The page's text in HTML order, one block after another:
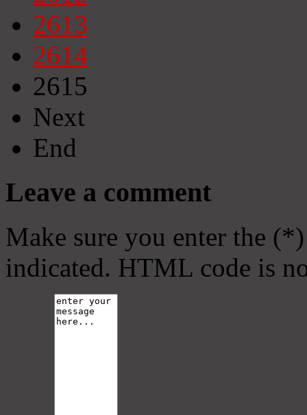
2613
2614
2615
Next
End
Leave a comment
Make sure you enter the
indicated. HTML code is